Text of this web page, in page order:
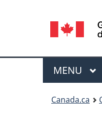
de
la
Menu
MENU
Canada.ca